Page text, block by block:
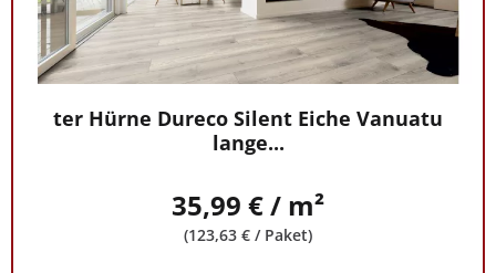
ter Hürne Dureco Silent Eiche Vanuatu
lange...
35,99 € / m²
(123,63 € / Paket)